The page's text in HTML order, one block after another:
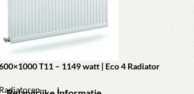
T11 – 1149 watt | Eco 4 Radiator
Radiatoren